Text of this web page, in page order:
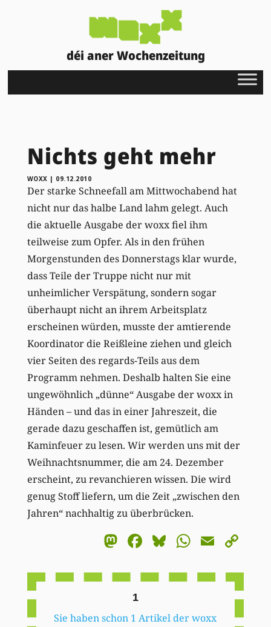
déi aner Wochenzeitung
Nichts geht mehr
WOXX | 09.12.2010
Der starke Schneefall am Mittwochabend hat
nicht nur das halbe Land lahm gelegt. Auch
die aktuelle Ausgabe der woxx fiel ihm
teilweise zum Opfer. Als in den frühen
Morgenstunden des Donnerstags klar wurde,
dass Teile der Truppe nicht nur mit
unheimlicher Verspätung, sondern sogar
überhaupt nicht an ihrem Arbeitsplatz
erscheinen würden, musste der amtierende
Koordinator die Reißleine ziehen und gleich
vier Seiten des regards-Teils aus dem
Programm nehmen. Deshalb halten Sie eine
ungewöhnlich „dünne“ Ausgabe der woxx in
Händen – und das in einer Jahreszeit, die
gerade dazu geschaffen ist, gemütlich am
Kaminfeuer zu lesen. Wir werden uns mit der
Weihnachtsnummer, die am 24. Dezember
erscheint, zu revanchieren wissen. Die wird
genug Stoff liefern, um die Zeit „zwischen den
Jahren“ nachhaltig zu überbrücken.
Mastodon
Facebook
BlueskyEmail
1
Sie haben schon 1 Artikel der woxx